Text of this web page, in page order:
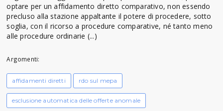
optare per un affidamento diretto comparativo, non essendo
precluso alla stazione appaltante il potere di procedere, sotto
soglia, con il ricorso a procedure comparative, né tanto meno
alle procedure ordinarie (...)
Argomenti:
affidamenti diretti rdo sul mepa
esclusione automatica delle offerte anomale